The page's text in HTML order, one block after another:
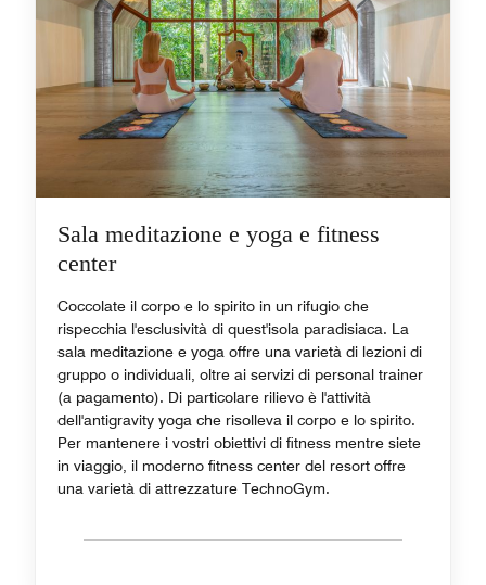
Sala meditazione e yoga e fitness
center
Coccolate il corpo e lo spirito in un rifugio che
rispecchia l'esclusività di quest'isola paradisiaca. La
sala meditazione e yoga offre una varietà di lezioni di
gruppo o individuali, oltre ai servizi di personal trainer
(a pagamento). Di particolare rilievo è l'attività
dell'antigravity yoga che risolleva il corpo e lo spirito.
Per mantenere i vostri obiettivi di fitness mentre siete
in viaggio, il moderno fitness center del resort offre
una varietà di attrezzature TechnoGym.